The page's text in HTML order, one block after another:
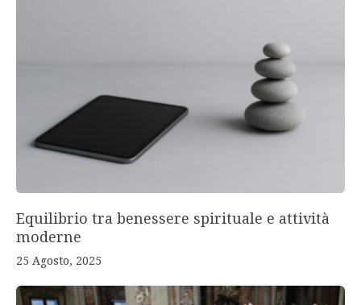
Equilibrio tra benessere spirituale e attività
moderne
25 Agosto, 2025